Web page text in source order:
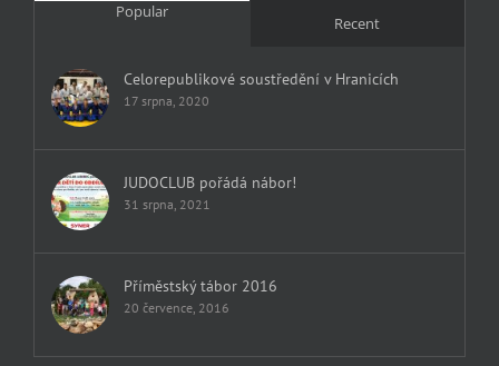
Popular
Recent
Celorepublikové soustředění v Hranicích
17 srpna, 2020
JUDOCLUB pořádá nábor!
31 srpna, 2021
Příměstský tábor 2016
20 července, 2016